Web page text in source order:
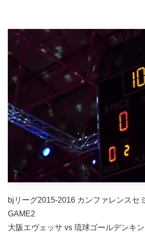
bjリーグ2015-2016 カンファレンスセ
GAME2
大阪エヴェッサ vs 琉球ゴールデンキ